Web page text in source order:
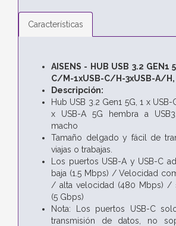
Características
AISENS - HUB USB 3.2 GEN1
C/M-1xUSB-C/H-3xUSB-A/H,
Descripción:
Hub USB 3.2 Gen1 5G, 1 x
x USB-A 5G hembra a
macho
Tamaño delgado y fácil de
viajas o trabajas.
Los puertos USB-A y USB-C
baja (1.5 Mbps) / Velocidad
/ alta velocidad (480 Mbps) /
(5 Gbps)
Nota: Los puertos USB-C
transmisión de datos, no